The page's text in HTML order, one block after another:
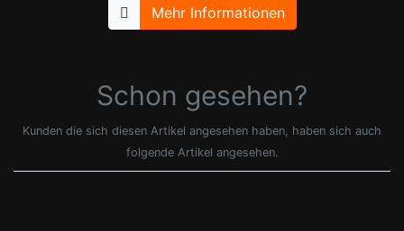
Mehr Informationen
Schon gesehen?
Kunden die sich diesen Artikel angesehen haben, haben sich auch
folgende Artikel angesehen.